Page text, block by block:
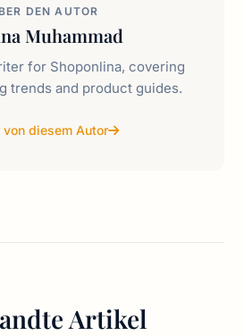
DEN AUTOR
Muhammad
for Shoponlina, covering
trends and product guides.
von diesem Autor
Artikel